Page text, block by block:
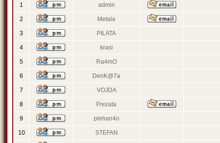
1 admin
2 Metala
3 PILATA
4 krasi
5 Ra4mO
6 DenK@7a
7 VOJDA
8 Frezata
9 plehan4o
10 STEFAN